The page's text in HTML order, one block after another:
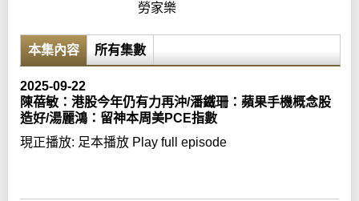
勞家樂
本集內容 所有集數
2025-09-22
陳蓓敏：港股今年仍有力再沖/潘鐵珊：蘋果手機概念股
造好/湯麗鴻：留神本周美PCE指數
現正播放: 足本播放 Play full episode